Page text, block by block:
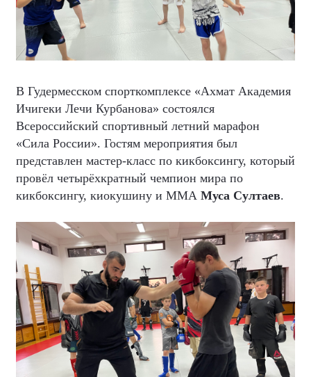
В Гудермесском спорткомплексе «Ахмат Академия
Ичигеки Лечи Курбанова» состоялся
Всероссийский спортивный летний марафон
«Сила России». Гостям мероприятия был
представлен мастер-класс по кикбоксингу, который
провёл четырёхкратный чемпион мира по
кикбоксингу, киокушину и ММА Муса Султаев.